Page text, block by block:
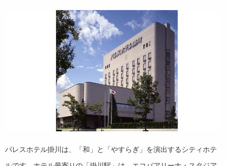
パレスホテル掛川は、「和」と「やすらぎ」を演出するシティホテ